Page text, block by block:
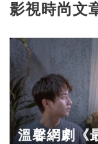
影視時尚文
溫馨網劇《